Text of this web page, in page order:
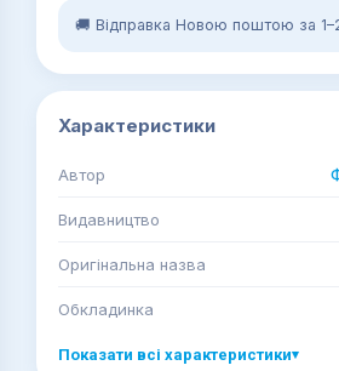
🚚 Відправка Новою поштою за
Характеристики
Автор
Видавництво
Оригінальна назва
Обкладинка
Показати всі характеристики▾